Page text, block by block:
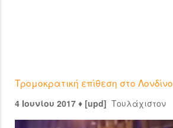
Τρομοκρατική επίθεση στο Λονδίνο
4 Ιουνίου 2017 ♦ [upd] Τουλάχιστον